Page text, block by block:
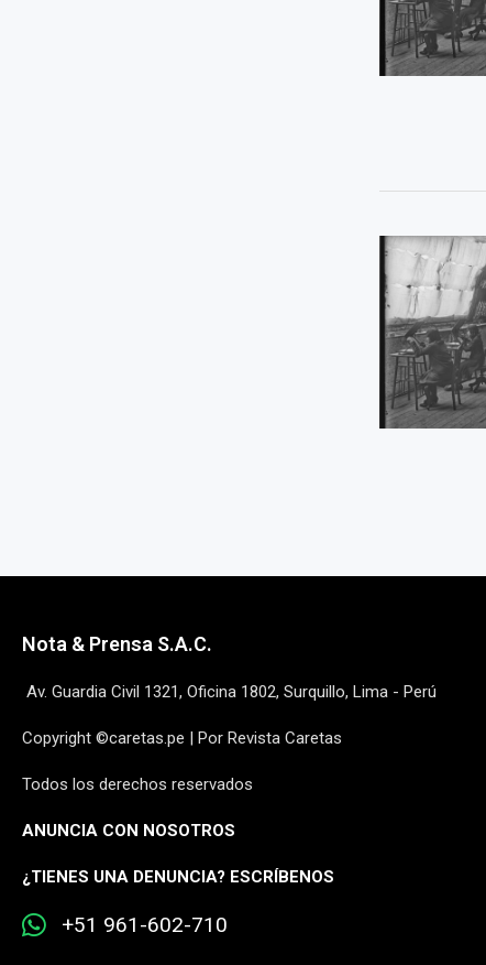
Nota & Prensa S.A.C.
Av. Guardia Civil 1321, Oficina 1802, Surquillo, Lima - Perú
Copyright ©caretas.pe | Por Revista Caretas
Todos los derechos reservados
ANUNCIA CON NOSOTROS
¿TIENES UNA DENUNCIA? ESCRÍBENOS
+51 961-602-710